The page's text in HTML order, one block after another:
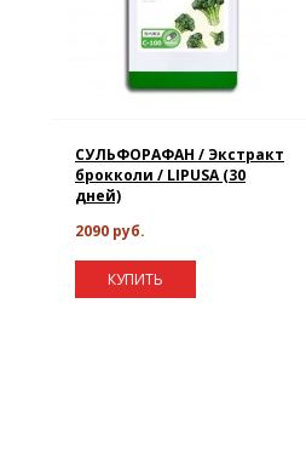
СУЛЬФОРАФАН / Экстракт
брокколи / LIPUSA (30
дней)
2090 руб.
КУПИТЬ